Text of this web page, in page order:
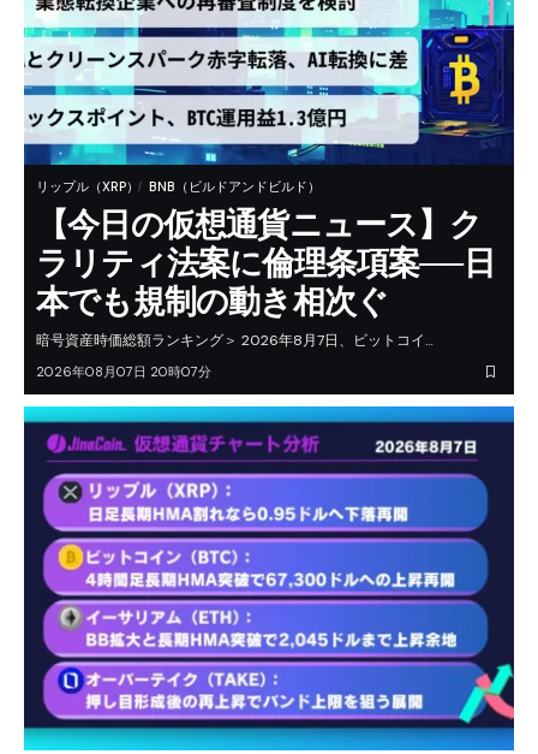
リップル（XRP） BNB（ビルドアンドビルド）
【今日の仮想通貨ニュース】ク
ラリティ法案に倫理条項案──日
本でも規制の動き相次ぐ
暗号資産時価総額ランキング＞ 2026年8月7日、ビットコイ…
2026年08月07日 20時07分